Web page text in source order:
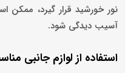
نور خورشید قرار گیرد،
آسیب دیدگی شود.
استفاده از لوازم جانبی